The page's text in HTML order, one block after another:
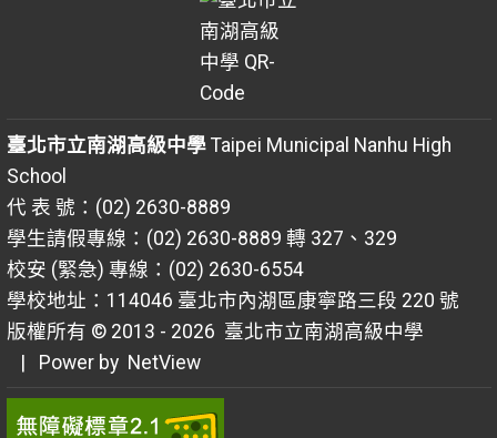
臺北市立南湖高級中學Taipei Municipal Nanhu High
School
代 表 號：(02) 2630-8889
學生請假專線：(02) 2630-8889 轉 327、329
校安 (緊急) 專線：(02) 2630-6554
學校地址：114046 臺北市內湖區康寧路三段 220 號
版權所有 © 2013 - 2026 臺北市立南湖高級中學
| Power by NetView